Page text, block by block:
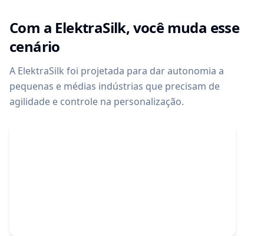
Com a ElektraSilk, você muda esse
cenário
A ElektraSilk foi projetada para dar autonomia a
pequenas e médias indústrias que precisam de
agilidade e controle na personalização.